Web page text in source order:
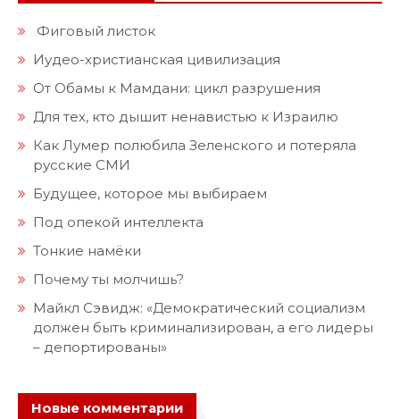
Фиговый листок
Иудео-христианская цивилизация
От Обамы к Мамдани: цикл разрушения
Для тех, кто дышит ненавистью к Израилю
Как Лумер полюбила Зеленского и потеряла
русские СМИ
Будущее, которое мы выбираем
Под опекой интеллекта
Тонкие намёки
Почему ты молчишь?
Майкл Сэвидж: «Демократический социализм
должен быть криминализирован, а его лидеры
– депортированы»
Новые комментарии